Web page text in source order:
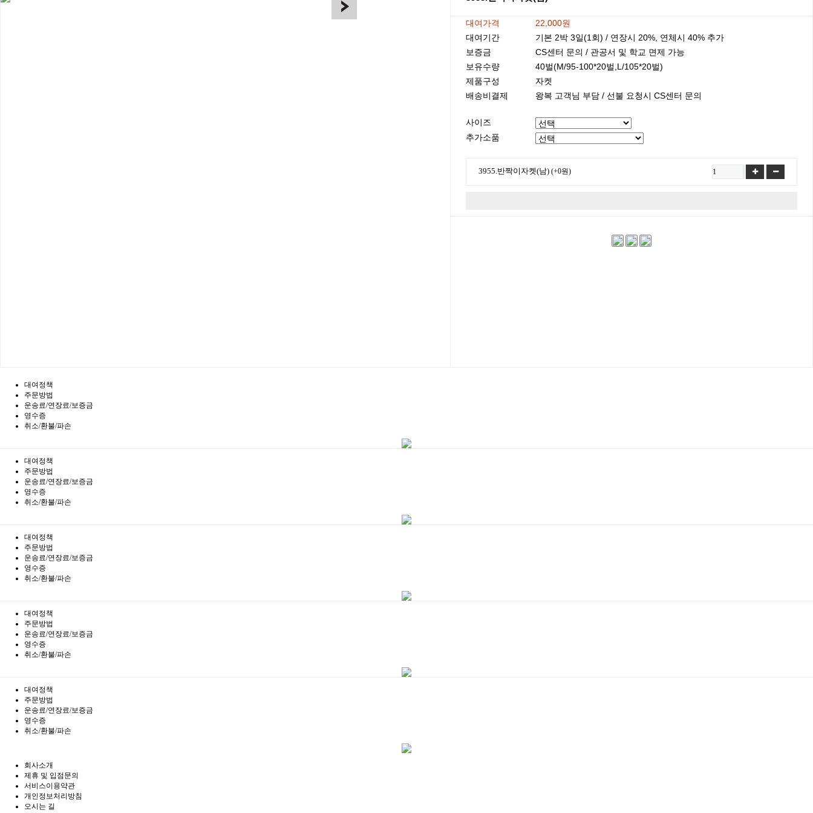
대여가격
22,000원
대여기간
기본 2박 3일(1회) / 연장시 20%, 연체시 40% 추가
보증금
CS센터 문의 / 관공서 및 학교 면제 가능
보유수량
40벌(M/95-100*20벌,L/105*20벌)
제품구성
자켓
배송비결제
왕복 고객님 부담 / 선불 요청시 CS센터 문의
사이즈
추가소품
3955.반짝이자켓(남) (+0원)
대여정책
주문방법
운송료/연장료/보증금
영수증
취소/환불/파손
대여정책
주문방법
운송료/연장료/보증금
영수증
취소/환불/파손
대여정책
주문방법
운송료/연장료/보증금
영수증
취소/환불/파손
대여정책
주문방법
운송료/연장료/보증금
영수증
취소/환불/파손
대여정책
주문방법
운송료/연장료/보증금
영수증
취소/환불/파손
회사소개
제휴 및 입점문의
서비스이용약관
개인정보처리방침
오시는 길